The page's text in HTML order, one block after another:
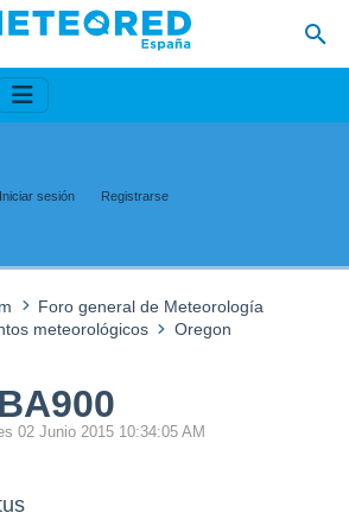
Iniciar sesión Registrarse
Foro general de Meteorología
meteorológicos
Oregon
02 Junio 2015 10:34:05 AM